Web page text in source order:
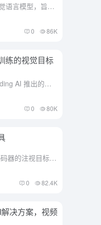
综合介绍 HealthGPT 是一个先进的医疗大视觉语言模型，旨在通过异构知识适应实现统一的医学视觉理解和生成功能。该项目的目标是将医学视觉理解和生成能力集成到一个统一的自回归框架中，显著提升了医疗图...
0 86K
练的视觉目标
综合介绍 Agentic Object Detection 是由 Landing AI 推出的先进目标检测工具。该工具通过文本提示进行检测，无需进行数据标注和模型训练，极大地简化了传统目标检测的流程...
0 80K
综合介绍 Gaze-LLE是一款基于大规模学习编码器的注视目标预测工具。该项目由Fiona Ryan、Ajay Bati、Sangmin Lee、Daniel Bolya、Judy Hoffman和J...
0 82.4K
决方案，视频